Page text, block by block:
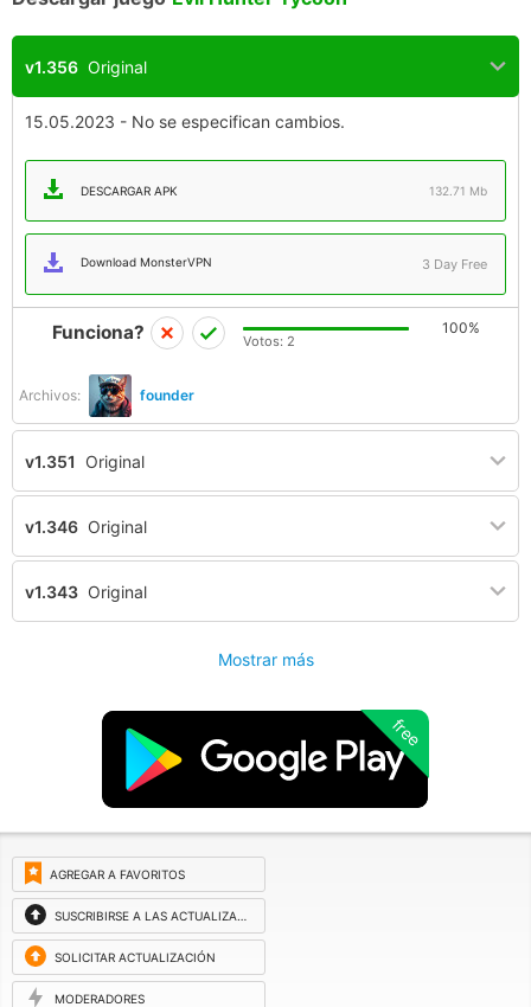
v1.356 Original
15.05.2023 - No se especifican cambios.
DESCARGAR APK 132.71 Mb
Download MonsterVPN 3 Day Free
Archivos: founder
Funciona? 100%
Votos: 2
v1.351 Original
v1.346 Original
v1.343 Original
Mostrar más
free
AGREGAR A FAVORITOS
SUSCRIBIRSE A LAS ACTUALIZACIONES
SOLICITAR ACTUALIZACIÓN
MODERADORES